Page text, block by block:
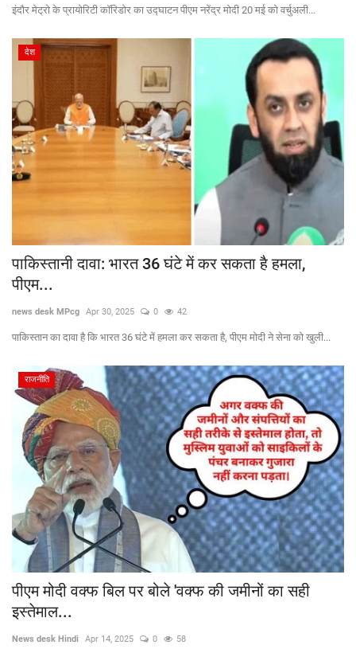
इंदौर मेट्रो के प्रायोरिटी कॉरिडोर का उद्घाटन पीएम नरेंद्र मोदी 20 मई को वर्चुअली...
देश
पाकिस्तानी दावा: भारत 36 घंटे में कर सकता है हमला,
पीएम...
news desk MPcg Apr 30, 2025 0 42
पाकिस्तान का दावा है कि भारत 36 घंटे में हमला कर सकता है, पीएम मोदी ने सेना को खुली...
राजनीति
पीएम मोदी वक्फ बिल पर बोले 'वक्फ की जमीनों का सही
इस्तेमाल...
News desk Hindi Apr 14, 2025 0 58